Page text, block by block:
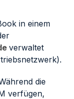
in einem
verwaltet
die
verfügen,